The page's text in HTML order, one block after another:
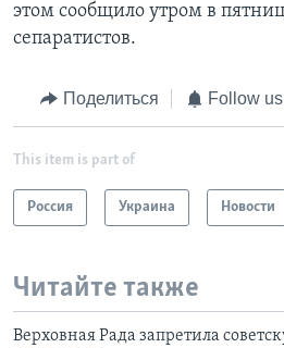
этом сообщило утром в
сепаратистов.
Поделиться Follow us
This item is part of
Россия Украина Новости
Читайте также
Верховная Рада запретила